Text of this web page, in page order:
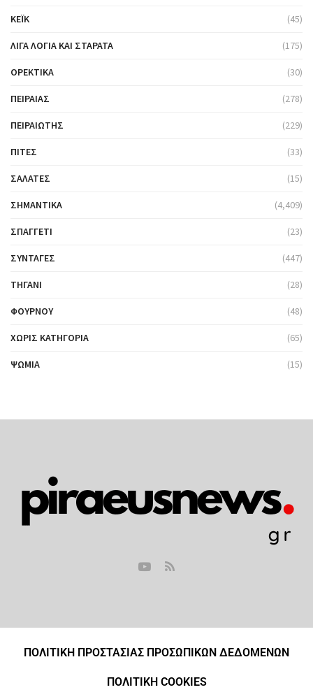
ΚΈΙΚ (45)
ΛΊΓΑ ΛΌΓΙΑ ΚΑΙ ΣΤΑΡΆΤΑ (175)
ΟΡΕΚΤΙΚΆ (30)
ΠΕΙΡΑΙΆΣ (278)
ΠΕΙΡΑΙΏΤΗΣ (229)
ΠΊΤΕΣ (33)
ΣΑΛΆΤΕΣ (15)
ΣΗΜΑΝΤΙΚΆ (4,409)
ΣΠΑΓΓΈΤΙ (23)
ΣΥΝΤΑΓΈΣ (447)
ΤΗΓΆΝΙ (28)
ΦΟΎΡΝΟΥ (48)
ΧΩΡΊΣ ΚΑΤΗΓΟΡΊΑ (65)
ΨΩΜΙΆ (15)
ΠΟΛΙΤΙΚΗ ΠΡΟΣΤΑΣΙΑΣ ΠΡΟΣΩΠΙΚΩΝ ΔΕΔΟΜΕΝΩΝ
ΠΟΛΙΤΙΚΗ COOKIES